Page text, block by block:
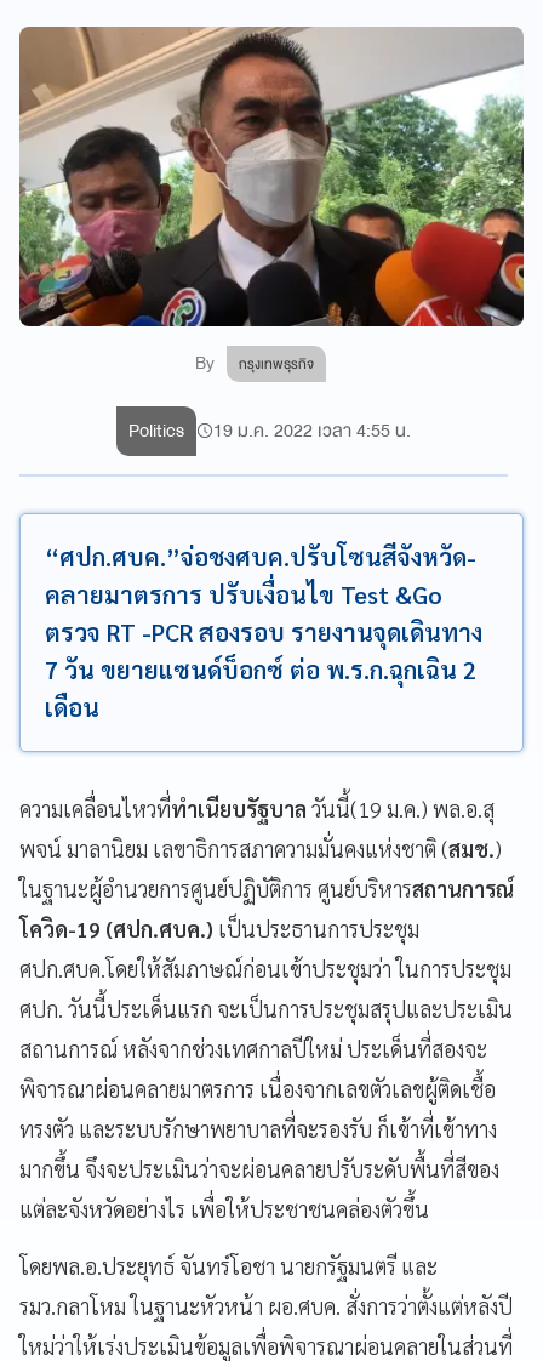
By กรุงเทพธุรกิจ
Politics 19 ม.ค. 2022 เวลา 4:55 น.
“ศปก.ศบค.”จ่อชงศบค.ปรับโซนสีจังหวัด-
คลายมาตรการ ปรับเงื่อนไข Test &Go
ตรวจ RT -PCR สองรอบ รายงานจุดเดินทาง
7 วัน ขยายแซนด์บ็อกซ์ ต่อ พ.ร.ก.ฉุกเฉิน 2
เดือน
ความเคลื่อนไหวที่ทำเนียบรัฐบาล วันนี้(19 ม.ค.) พล.อ.สุ
พจน์ มาลานิยม เลขาธิการสภาความมั่นคงแห่งชาติ (สมช.)
ในฐานะผู้อำนวยการศูนย์ปฏิบัติการ ศูนย์บริหารสถานการณ์
โควิด-19 (ศปก.ศบค.) เป็นประธานการประชุม
ศปก.ศบค.โดยให้สัมภาษณ์ก่อนเข้าประชุมว่า ในการประชุม
ศปก. วันนี้ประเด็นแรก จะเป็นการประชุมสรุปและประเมิน
สถานการณ์ หลังจากช่วงเทศกาลปีใหม่ ประเด็นที่สองจะ
พิจารณาผ่อนคลายมาตรการ เนื่องจากเลขตัวเลขผู้ติดเชื้อ
ทรงตัว และระบบรักษาพยาบาลที่จะรองรับ ก็เข้าที่เข้าทาง
มากขึ้น จึงจะประเมินว่าจะผ่อนคลายปรับระดับพื้นที่สีของ
แต่ละจังหวัดอย่างไร เพื่อให้ประชาชนคล่องตัวขึ้น
โดยพล.อ.ประยุทธ์ จันทร์โอชา นายกรัฐมนตรี และ
รมว.กลาโหม ในฐานะหัวหน้า ผอ.ศบค. สั่งการว่าตั้งแต่หลังปี
ใหม่ว่าให้เร่งประเมินข้อมูลเพื่อพิจารณาผ่อนคลายในส่วนที่